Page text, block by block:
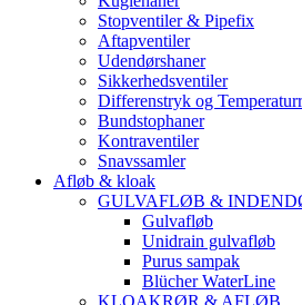
Stopventiler & Pipefix
Aftapventiler
Udendørshaner
Sikkerhedsventiler
Differenstryk og
Bundstophaner
Kontraventiler
Snavssamler
Afløb & kloak
GULVAFLØB &
Gulvafløb
Unidrain gulvafløb
Purus sampak
Blücher WaterLine
KLOAKRØR & AFLØB